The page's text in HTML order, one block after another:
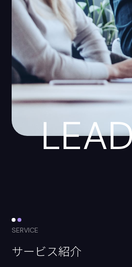
SERVICE
サービス紹介